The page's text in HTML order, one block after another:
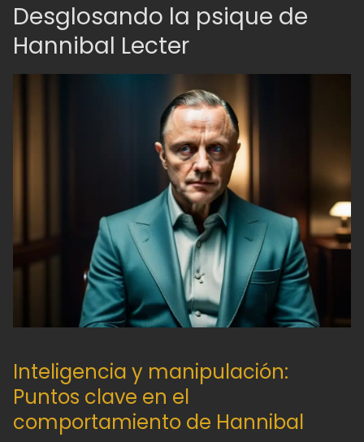
Desglosando la psique de
Hannibal Lecter
Inteligencia y manipulación:
Puntos clave en el
comportamiento de Hannibal